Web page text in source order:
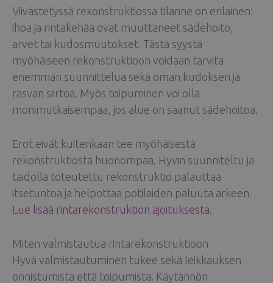
Viivästetyssä rekonstruktiossa tilanne on erilainen:
ihoa ja rintakehää ovat muuttaneet sädehoito,
arvet tai kudosmuutokset. Tästä syystä
myöhäiseen rekonstruktioon voidaan tarvita
enemmän suunnittelua sekä oman kudoksen ja
rasvan siirtoa. Myös toipuminen voi olla
monimutkaisempaa, jos alue on saanut sädehoitoa.
Erot eivät kuitenkaan tee myöhäisestä
rekonstruktiosta huonompaa. Hyvin suunniteltu ja
taidolla toteutettu rekonstruktio palauttaa
itsetuntoa ja helpottaa potilaiden paluuta arkeen.
Lue lisää rintarekonstruktion ajoituksesta
Miten valmistautua rintarekonstruktioon
Hyvä valmistautuminen tukee sekä leikkauksen
onnistumista että toipumista. Käytännön